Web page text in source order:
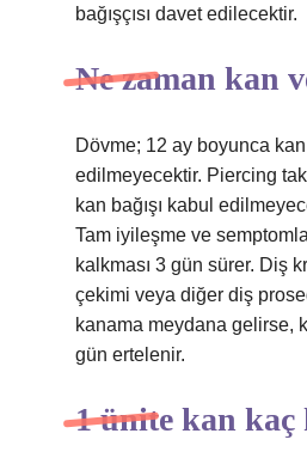
bağışçısı davet edilecektir.
Ne zaman kan
Dövme; 12 ay boyunca kan
edilmeyecektir. Piercing
kan bağışı kabul
Tam iyileşme ve
kalkması 3 gün sürer. Diş
çekimi veya diğer diş
kanama meydana gelirse,
gün ertelenir.
1 ünite kan kaç